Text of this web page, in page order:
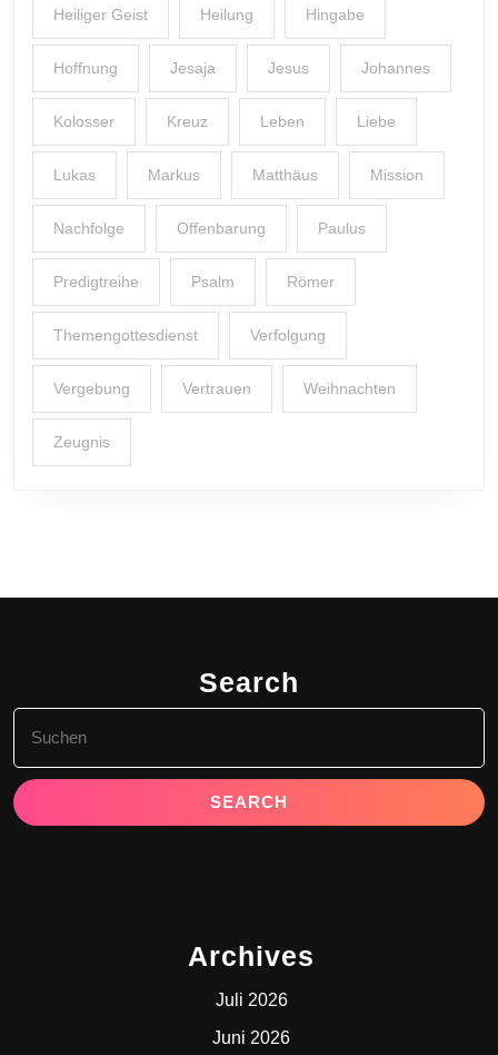
Heiliger Geist Heilung Hingabe
Hoffnung Jesaja Jesus Johannes
Kolosser Kreuz Leben Liebe
Lukas Markus Matthäus Mission
Nachfolge Offenbarung Paulus
Predigtreihe Psalm Römer
Themengottesdienst Verfolgung
Vergebung Vertrauen Weihnachten
Zeugnis
Search
for:
Archives
Juli 2026
Juni 2026